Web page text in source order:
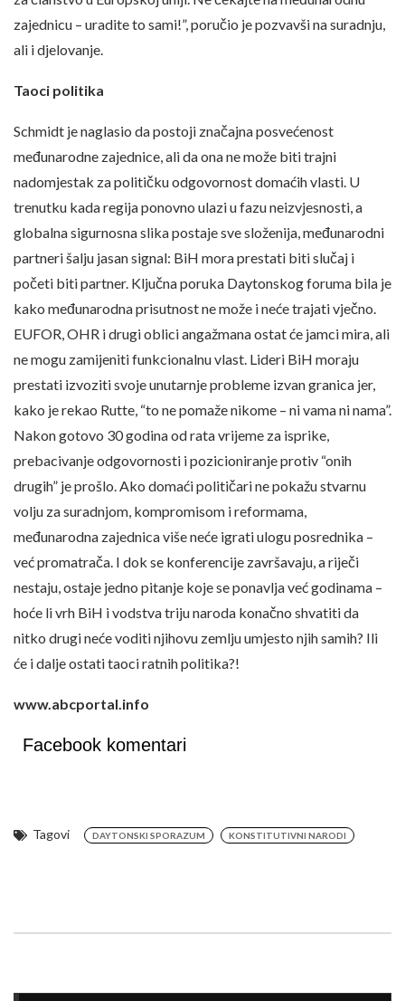
zajednicu – uradite to sami!”, poručio je pozvavši na suradnju,
ali i djelovanje.
Taoci politika
Schmidt je naglasio da postoji značajna posvećenost
međunarodne zajednice, ali da ona ne može biti trajni
nadomjestak za političku odgovornost domaćih vlasti. U
trenutku kada regija ponovno ulazi u fazu neizvjesnosti, a
globalna sigurnosna slika postaje sve složenija, međunarodni
partneri šalju jasan signal: BiH mora prestati biti slučaj i
početi biti partner. Ključna poruka Daytonskog foruma bila je
kako međunarodna prisutnost ne može i neće trajati vječno.
EUFOR, OHR i drugi oblici angažmana ostat će jamci mira, ali
ne mogu zamijeniti funkcionalnu vlast. Lideri BiH moraju
prestati izvoziti svoje unutarnje probleme izvan granica jer,
kako je rekao Rutte, “to ne pomaže nikome – ni vama ni nama”.
Nakon gotovo 30 godina od rata vrijeme za isprike,
prebacivanje odgovornosti i pozicioniranje protiv “onih
drugih” je prošlo. Ako domaći političari ne pokažu stvarnu
volju za suradnjom, kompromisom i reformama,
međunarodna zajednica više neće igrati ulogu posrednika –
već promatrača. I dok se konferencije završavaju, a riječi
nestaju, ostaje jedno pitanje koje se ponavlja već godinama –
hoće li vrh BiH i vodstva triju naroda konačno shvatiti da
nitko drugi neće voditi njihovu zemlju umjesto njih samih? Ili
će i dalje ostati taoci ratnih politika?!
www.abcportal.info
Facebook komentari
Tagovi DAYTONSKI SPORAZUM KONSTITUTIVNI NARODI